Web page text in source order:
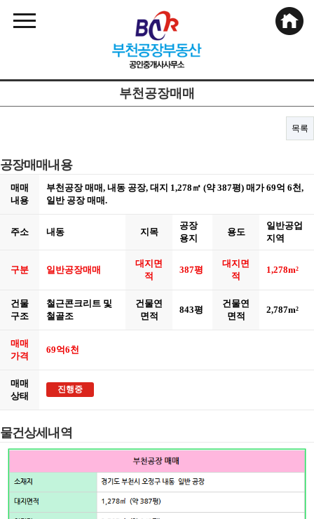
부천공장매매
목록
공장매매내용
매매
내용
부천공장 매매, 내동 공장, 대지 1,278㎡ (약 387평) 매가 69억 6천,
일반 공장 매매.
주소 내동 지목
공장
용지
용도
일반공업
지역
구분 일반공장매매
대지면
적
387평
대지면
적
1,278m²
건물
구조
철근콘크리트 및
철골조
건물연
면적
843평
건물연
면적
2,787m²
매매
가격
69억6천
매매
상태
진행중
물건상세내역